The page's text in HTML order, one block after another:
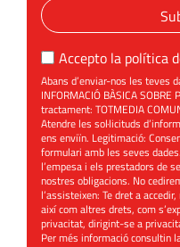
Accepto la política
Abans d’enviar-nos les teves
INFORMACIÓ BÀSICA SOBRE
tractament: TOTMEDIA
Atendre les sol·licituds
ens enviïn. Legitimació:
formulari amb les seves
l’empesa i els prestadors de
nostres obligacions. No
l’assisteixen: Te dret a
així com altres drets, com
privacitat, dirigint-se a
Per més informació consultin